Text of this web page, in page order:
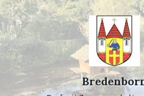
Skip
to
content
Skip
to
main
navigation
Skip
to
footer